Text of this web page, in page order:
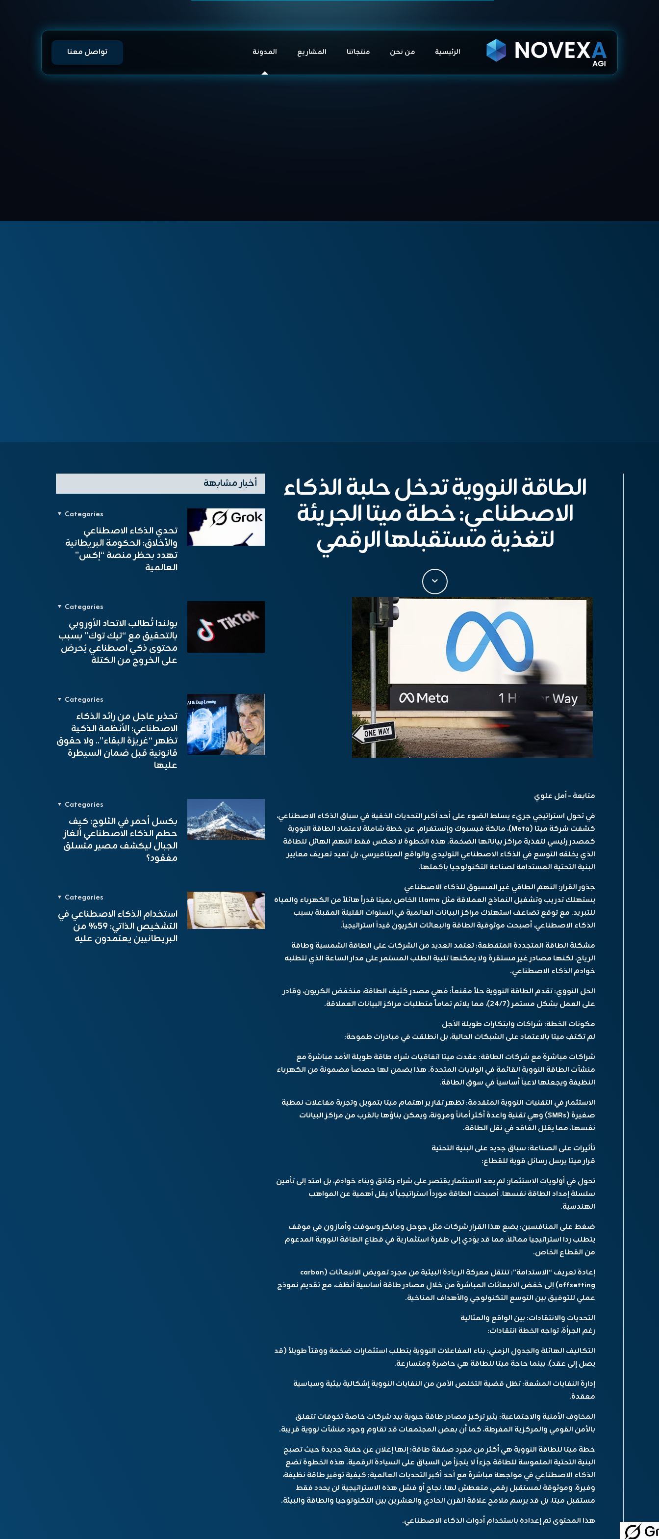
الرئيسية من نحن منتجاتنا المشاريع المدونة تواصل معنا
الطاقة النووية تدخل حلبة الذكاء
الاصطناعي: خطة ميتا الجريئة
لتغذية مستقبلها الرقمي
متابعة – أمل علوي
في تحول استراتيجي جريء يسلط الضوء على أحد أكبر التحديات الخفية في سباق الذكاء الاصطناعي،
كشفت شركة ميتا (Meta)، مالكة فيسبوك وإنستغرام، عن خطة شاملة لاعتماد الطاقة النووية
كمصدر رئيسي لتغذية مراكز بياناتها الضخمة. هذه الخطوة لا تعكس فقط النهم الهائل للطاقة
الذي يخلقه التوسع في الذكاء الاصطناعي التوليدي والواقع الميتافيرسي، بل تعيد تعريف معايير
البنية التحتية المستدامة لصناعة التكنولوجيا بأكملها.
جذور القرار: النهم الطاقي غير المسبوق للذكاء الاصطناعي
يستهلك تدريب وتشغيل النماذج العملاقة مثل Llama الخاص بميتا قدراً هائلاً من الكهرباء والمياه
للتبريد. مع توقع تضاعف استهلاك مراكز البيانات العالمية في السنوات القليلة المقبلة بسبب
الذكاء الاصطناعي، أصبحت موثوقية الطاقة وانبعاثات الكربون قيداً استراتيجياً.
مشكلة الطاقة المتجددة المتقطعة: تعتمد العديد من الشركات على الطاقة الشمسية وطاقة
الرياح، لكنها مصادر غير مستقرة ولا يمكنها تلبية الطلب المستمر على مدار الساعة الذي تتطلبه
خوادم الذكاء الاصطناعي.
الحل النووي: تقدم الطاقة النووية حلاً مقنعاً: فهي مصدر كثيف الطاقة، منخفض الكربون، وقادر
على العمل بشكل مستمر (24/7)، مما يلائم تماماً متطلبات مراكز البيانات العملاقة.
مكونات الخطة: شراكات وابتكارات طويلة الأجل
لم تكتفِ ميتا بالاعتماد على الشبكات الحالية، بل انطلقت في مبادرات طموحة:
شراكات مباشرة مع شركات الطاقة: عقدت ميتا اتفاقيات شراء طاقة طويلة الأمد مباشرة مع
منشآت الطاقة النووية القائمة في الولايات المتحدة. هذا يضمن لها حصصاً مضمونة من الكهرباء
النظيفة ويجعلها لاعباً أساسياً في سوق الطاقة.
الاستثمار في التقنيات النووية المتقدمة: تظهر تقارير اهتمام ميتا بتمويل وتجربة مفاعلات نمطية
صغيرة (SMRs) وهي تقنية واعدة أكثر أماناً ومرونة، ويمكن بناؤها بالقرب من مراكز البيانات
نفسها، مما يقلل الفاقد في نقل الطاقة.
تأثيرات على الصناعة: سباق جديد على البنية التحتية
قرار ميتا يرسل رسائل قوية للقطاع:
تحول في أولويات الاستثمار: لم يعد الاستثمار يقتصر على شراء رقائق وبناء خوادم، بل امتد إلى تأمين
سلسلة إمداد الطاقة نفسها. أصبحت الطاقة مورداً استراتيجياً لا يقل أهمية عن المواهب
الهندسية.
ضغط على المنافسين: يضع هذا القرار شركات مثل جوجل ومايكروسوفت وأمازون في موقف
يتطلب رداً استراتيجياً مماثلاً، مما قد يؤدي إلى طفرة استثمارية في قطاع الطاقة النووية المدعوم
من القطاع الخاص.
إعادة تعريف “الاستدامة”: تنتقل معركة الريادة البيئية من مجرد تعويض الانبعاثات (carbon
offsetting) إلى خفض الانبعاثات المباشرة من خلال مصادر طاقة أساسية أنظف، مع تقديم نموذج
عملي للتوفيق بين التوسع التكنولوجي والأهداف المناخية.
التحديات والانتقادات: بين الواقع والمثالية
رغم الجرأة، تواجه الخطة انتقادات:
التكاليف الهائلة والجدول الزمني: بناء المفاعلات النووية يتطلب استثمارات ضخمة ووقتاً طويلاً (قد
يصل إلى عقد)، بينما حاجة ميتا للطاقة هي حاضرة ومتسارعة.
إدارة النفايات المشعة: تظل قضية التخلص الآمن من النفايات النووية إشكالية بيئية وسياسية
معقدة.
المخاوف الأمنية والاجتماعية: يثير تركيز مصادر طاقة حيوية بيد شركات خاصة تخوفات تتعلق
بالأمن القومي والمركزية المفرطة، كما أن بعض المجتمعات قد تقاوم وجود منشآت نووية قريبة.
خطة ميتا للطاقة النووية هي أكثر من مجرد صفقة طاقة؛ إنها إعلان عن حقبة جديدة حيث تصبح
البنية التحتية الملموسة للطاقة جزءاً لا يتجزأ من السباق على السيادة الرقمية. هذه الخطوة تضع
الذكاء الاصطناعي في مواجهة مباشرة مع أحد أكبر التحديات العالمية: كيفية توفير طاقة نظيفة،
وفيرة، وموثوقة لمستقبل رقمي متعطش لها. نجاح أو فشل هذه الاستراتيجية لن يحدد فقط
مستقبل ميتا، بل قد يرسم ملامح علاقة القرن الحادي والعشرين بين التكنولوجيا والطاقة والبيئة.
هذا المحتوى تم إعداده باستخدام أدوات الذكاء الاصطناعي.
أخبار مشابهة
Categories
تحدي الذكاء الاصطناعي
والأخلاق: الحكومة البريطانية
تهدد بحظر منصة “إكس”
العالمية
Categories
بولندا تُطالب الاتحاد الأوروبي
بالتحقيق مع “تيك توك” بسبب
محتوى ذكي اصطناعي يُحرض
على الخروج من الكتلة
Categories
تحذير عاجل من رائد الذكاء
الاصطناعي: الأنظمة الذكية
تظهر “غريزة البقاء”.. ولا حقوق
قانونية قبل ضمان السيطرة
عليها
Categories
بكسل أحمر في الثلوج: كيف
حطم الذكاء الاصطناعي ألغاز
الجبال ليكشف مصير متسلق
مفقود؟
Categories
استخدام الذكاء الاصطناعي في
التشخيص الذاتي: 59٪ من
البريطانيين يعتمدون عليه